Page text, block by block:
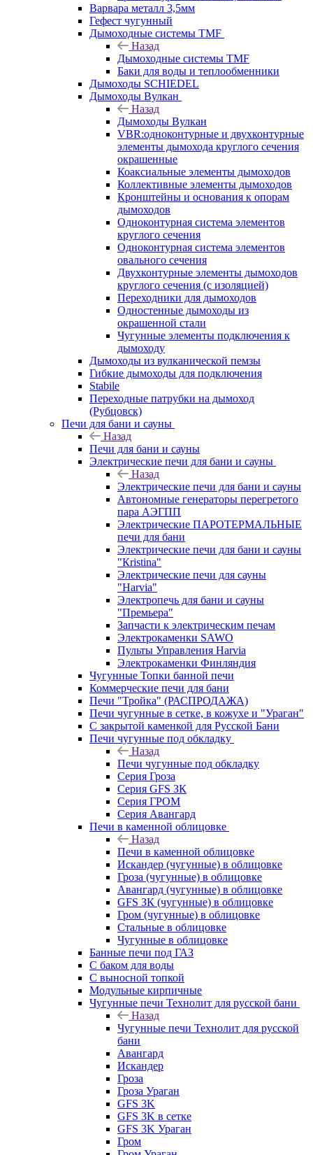
Варвара металл 3,5мм
Гефест чугунный
Дымоходные системы TMF
Назад
Дымоходные системы TMF
Баки для воды и теплообменники
Дымоходы SCHIEDEL
Дымоходы Вулкан
Назад
Дымоходы Вулкан
VBR:одноконтурные и двухконтурные
элементы дымохода круглого сечения
окрашенные
Коаксиальные элементы дымоходов
Коллективные элементы дымоходов
Кронштейны и основания к опорам
дымоходов
Одноконтурная система элементов
круглого сечения
Одноконтурная система элементов
овального сечения
Двухконтурные элементы дымоходов
круглого сечения (с изоляцией)
Переходники для дымоходов
Одностенные дымоходы из
окрашенной стали
Чугунные элементы подключения к
дымоходу
Дымоходы из вулканической пемзы
Гибкие дымоходы для подключения
Stabile
Переходные патрубки на дымоход
(Рубцовск)
Печи для бани и сауны
Назад
Печи для бани и сауны
Электрические печи для бани и сауны
Назад
Электрические печи для бани и сауны
Автономные генераторы перегретого
пара АЭГПП
Электрические ПАРОТЕРМАЛЬНЫЕ
печи для бани
Электрические печи для бани и сауны
"Кristina"
Электрические печи для сауны
"Harvia"
Электропечь для бани и сауны
"Премьера"
Запчасти к электрическим печам
Электрокаменки SAWO
Пульты Управления Harvia
Электрокаменки Финляндия
Чугунные Топки банной печи
Коммерческие печи для бани
Печи "Тройка" (РАСПРОДАЖА)
Печи чугунные в сетке, в кожухе и "Ураган"
С закрытой каменкой для Русской Бани
Печи чугунные под обкладку
Назад
Печи чугунные под обкладку
Серия Гроза
Серия GFS ЗК
Серия ГРОМ
Серия Авангард
Печи в каменной облицовке
Назад
Печи в каменной облицовке
Искандер (чугунные) в облицовке
Гроза (чугунные) в облицовке
Авангард (чугунные) в облицовке
GFS ЗК (чугунные) в облицовке
Гром (чугунные) в облицовке
Стальные в облицовке
Чугунные в облицовке
Банные печи под ГАЗ
С баком для воды
С выносной топкой
Модульные кирпичные
Чугунные печи Технолит для русской бани
Назад
Чугунные печи Технолит для русской
бани
Авангард
Искандер
Гроза
Гроза Ураган
GFS 3K
GFS 3K в сетке
GFS 3K Ураган
Гром